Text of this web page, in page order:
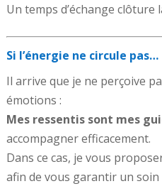
Un temps d’échange clôture
Si l’énergie ne circule pas…
Il arrive que je ne perçoive
émotions :
Mes ressentis sont mes
accompagner efficacement.
Dans ce cas, je vous
afin de vous garantir un soin